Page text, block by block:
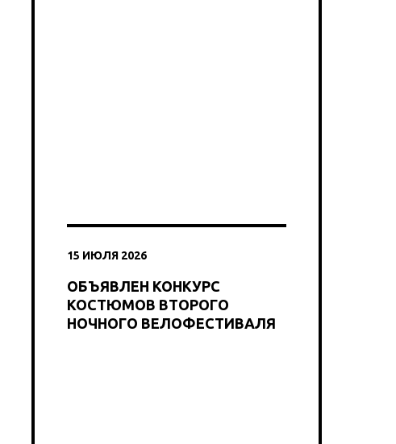
15 ИЮЛЯ 2026
ОБЪЯВЛЕН КОНКУРС
КОСТЮМОВ ВТОРОГО
НОЧНОГО ВЕЛОФЕСТИВАЛЯ